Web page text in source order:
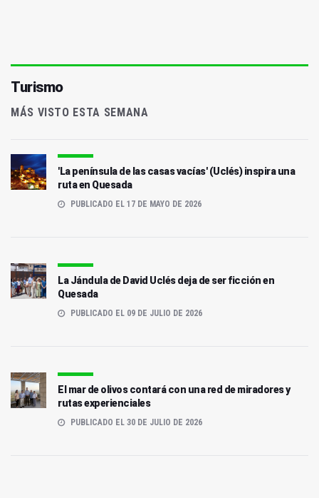
Turismo
MÁS VISTO ESTA SEMANA
'La península de las casas vacías' (Uclés) inspira una
ruta en Quesada
PUBLICADO EL 17 DE MAYO DE 2026
La Jándula de David Uclés deja de ser ficción en
Quesada
PUBLICADO EL 09 DE JULIO DE 2026
El mar de olivos contará con una red de miradores y
rutas experienciales
PUBLICADO EL 30 DE JULIO DE 2026